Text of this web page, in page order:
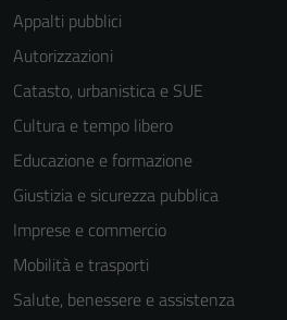
Appalti pubblici
Autorizzazioni
Catasto, urbanistica e SUE
Cultura e tempo libero
Educazione e formazione
Giustizia e sicurezza pubblica
Imprese e commercio
Mobilità e trasporti
Salute, benessere e assistenza